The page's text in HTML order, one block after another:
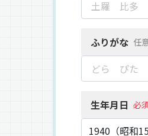
ふりがな 任
生年月日 必